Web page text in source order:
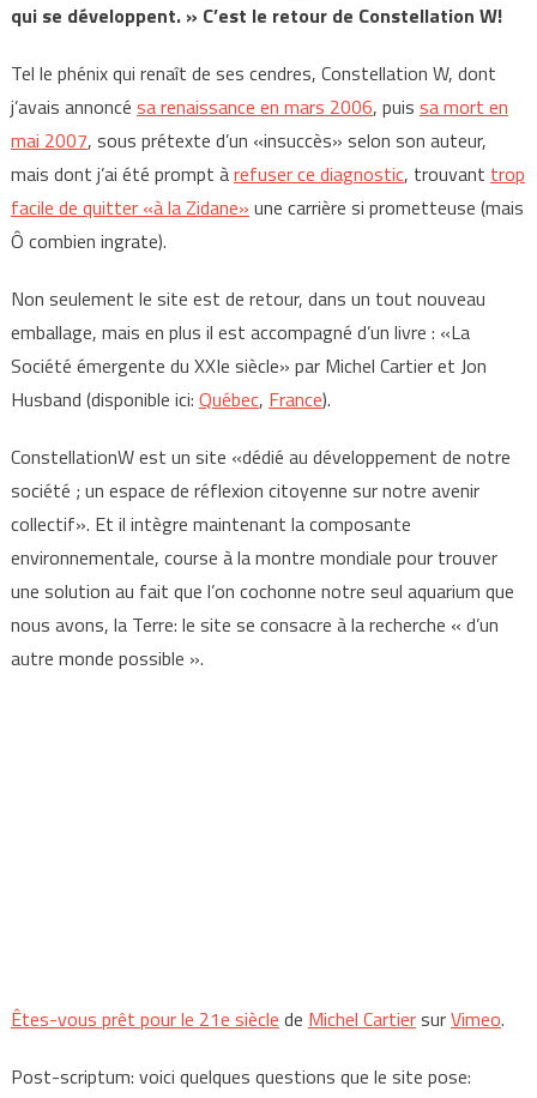
qui se développent. » C’est le retour de Constellation W!
Tel le phénix qui renaît de ses cendres, Constellation W, dont
j’avais annoncé sa renaissance en mars 2006, puis sa mort en
mai 2007, sous prétexte d’un «insuccès» selon son auteur,
mais dont j’ai été prompt àrefuser ce diagnostic, trouvant trop
facile de quitter «à la Zidane» une carrière si prometteuse (mais
Ô combien ingrate).
Non seulement le site est de retour, dans un tout nouveau
emballage, mais en plus il est accompagné d’un livre : «La
Société émergente du XXIe siècle» par Michel Cartier et Jon
Husband (disponible ici: Québec, France).
ConstellationW est un site «dédié au développement de notre
société ; un espace de réflexion citoyenne sur notre avenir
collectif». Et il intègre maintenant la composante
environnementale, course à la montre mondiale pour trouver
une solution au fait que l’on cochonne notre seul aquarium que
nous avons, la Terre: le site se consacre à la recherche « d’un
autre monde possible ».
Êtes-vous prêt pour le 21e siècle de Michel CartiersurVimeo.
Post-scriptum: voici quelques questions que le site pose: